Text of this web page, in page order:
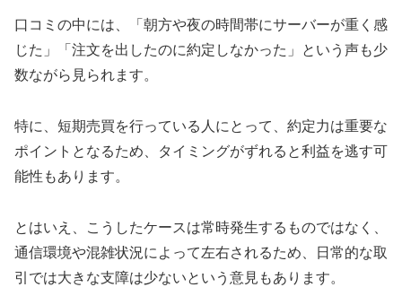
口コミの中には、「朝方や夜の時間帯にサーバーが重く感
じた」「注文を出したのに約定しなかった」という声も少
数ながら見られます。
特に、短期売買を行っている人にとって、約定力は重要な
ポイントとなるため、タイミングがずれると利益を逃す可
能性もあります。
とはいえ、こうしたケースは常時発生するものではなく、
通信環境や混雑状況によって左右されるため、日常的な取
引では大きな支障は少ないという意見もあります。